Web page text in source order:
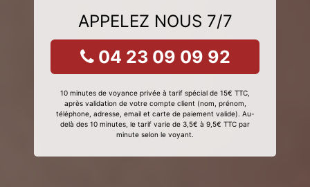
APPELEZ NOUS 7/7
04 23 09 09 92
10 minutes de voyance privée à tarif spécial de 15€ TTC,
après validation de votre compte client (nom, prénom,
téléphone, adresse, email et carte de paiement valide). Au-
delà des 10 minutes, le tarif varie de 3,5€ à 9,5€ TTC par
minute selon le voyant.